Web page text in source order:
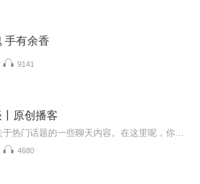
手有余香
9141
原创播客
4680